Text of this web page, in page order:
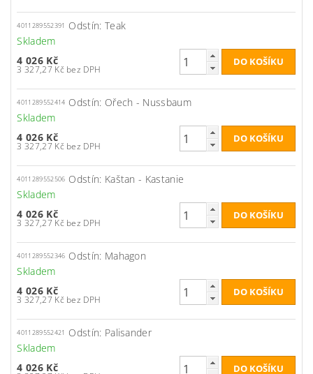
4011289552391
Odstín: Teak
Skladem
4 026 Kč
3 327,27 Kč bez DPH
4011289552414 Odstín: Ořech - Nussbaum
Skladem
4 026 Kč
3 327,27 Kč bez DPH
4011289552506 Odstín: Kaštan - Kastanie
Skladem
4 026 Kč
3 327,27 Kč bez DPH
4011289552346 Odstín: Mahagon
Skladem
4 026 Kč
3 327,27 Kč bez DPH
4011289552421
Odstín: Palisander
Skladem
4 026 Kč